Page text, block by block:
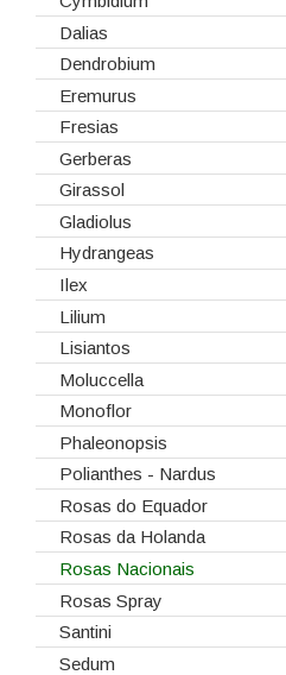
Telas/Tecidos
Vidros
Dalias
Dendrobium
Eremurus
Fresias
Gerberas
Girassol
Gladiolus
Hydrangeas
Ilex
Lilium
Lisiantos
Moluccella
Monoflor
Phaleonopsis
Polianthes - Nardus
Rosas do Equador
Rosas da Holanda
Rosas Nacionais
Rosas Spray
Santini
Sedum